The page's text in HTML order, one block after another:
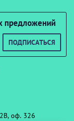
предложений
ПОДПИСАТЬСЯ
оф. 326